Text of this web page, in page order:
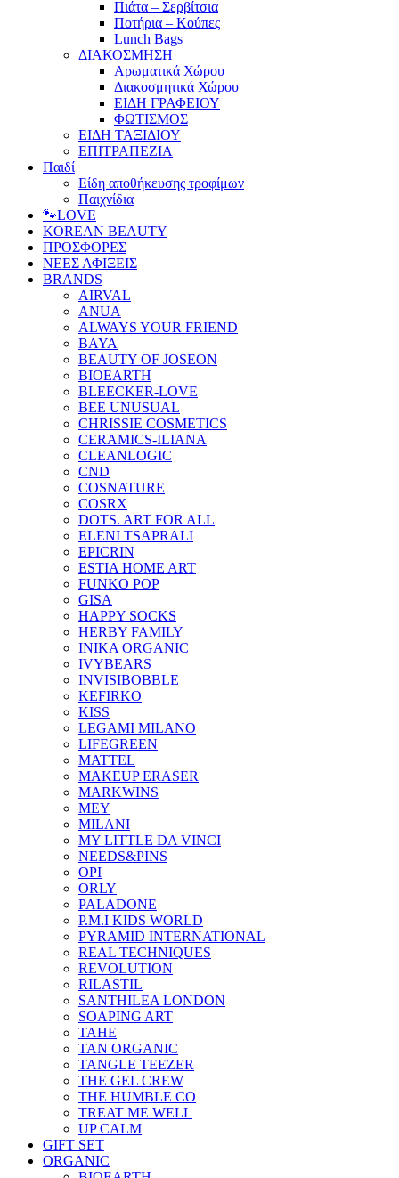
Πιάτα – Σερβίτσια
Ποτήρια – Κούπες
Lunch Bags
ΔΙΑΚΟΣΜΗΣΗ
Αρωματικά Χώρου
Διακοσμητικά Χώρου
ΕΙΔΗ ΓΡΑΦΕΙΟΥ
ΦΩΤΙΣΜΟΣ
ΕΙΔΗ ΤΑΞΙΔΙΟΥ
ΕΠΙΤΡΑΠΕΖΙΑ
Παιδί
Είδη αποθήκευσης τροφίμων
Παιχνίδια
🐾LOVE
KOREAN BEAUTY
ΠΡΟΣΦΟΡΕΣ
ΝΕΕΣ ΑΦΙΞΕΙΣ
BRANDS
AIRVAL
ANUA
ALWAYS YOUR FRIEND
BAYA
BEAUTY OF JOSEON
BIOEARTH
BLEECKER-LOVE
BEE UNUSUAL
CHRISSIE COSMETICS
CERAMICS-ILIANA
CLEANLOGIC
CND
COSNATURE
COSRX
DOTS. ART FOR ALL
ELENI TSAPRALI
EPICRIN
ESTIA HOME ART
FUNKO POP
GISA
HAPPY SOCKS
HERBY FAMILY
INIKA ORGANIC
IVYBEARS
INVISIBOBBLE
KEFIRKO
KISS
LEGAMI MILANO
LIFEGREEN
MATTEL
MAKEUP ERASER
MARKWINS
MEY
MILANI
MY LITTLE DA VINCI
NEEDS&PINS
OPI
ORLY
PALADONE
P.M.I KIDS WORLD
PYRAMID INTERNATIONAL
REAL TECHNIQUES
REVOLUTION
RILASTIL
SANTHILEA LONDON
SOAPING ART
TAHE
TAN ORGANIC
TANGLE TEEZER
THE GEL CREW
THE HUMBLE CO
TREAT ME WELL
UP CALM
GIFT SET
ORGANIC